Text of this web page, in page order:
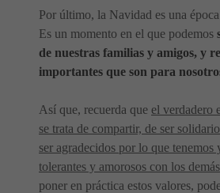
Por último, la Navidad es una
Es un momento en el que podemos
de nuestras familias y amigos, y
importantes que son para
Así que, recuerda que el verdadero
se trata de compartir, de ser
ser agradecidos por lo que tenemos
tolerantes y amorosos con los demás
poner en práctica estos valores,